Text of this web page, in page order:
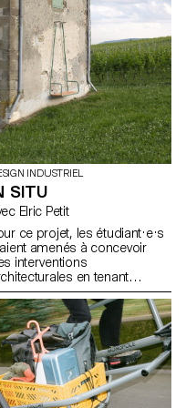
la couleur et de la forme
développer de nouvelles
lumineuses.
INDUSTRIEL
SITU
avec Elric Petit
ce projet, les étudiant·e·s
amenés à concevoir
interventions
en tenant
des caractéristiques
lieu choisi avec précision.
devaient sélectionner un
inspirant pour y
leur objet ou
en pensant à en
la fonctionnalité ou à
de l'usure. Dans le